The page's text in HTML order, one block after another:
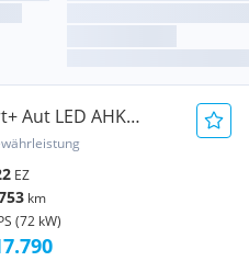
Aut LED AHK
EZ
km
(72 kW)